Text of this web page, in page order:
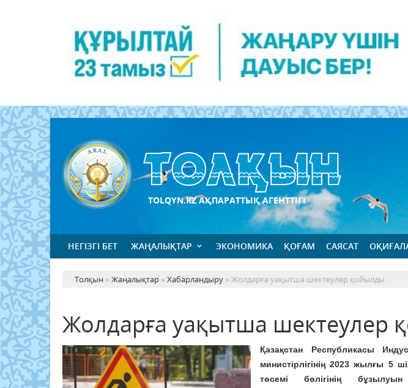
TOLQYN.KZ АҚПАРАТТЫҚ АГЕНТТІГІ
НЕГІЗГІ БЕТ ЖАҢАЛЫҚТАР ЭКОНОМИКА ҚОҒАМ САЯСАТ
Толқын »Жаңалықтар »Хабарландыру » Жолдарға уақытша шектеулер қойылды
Жолдарға уақытша шектеулер
Қазақстан Республикасы
министірлігінің 2023 жылғы 5
төсемі бөлігінің